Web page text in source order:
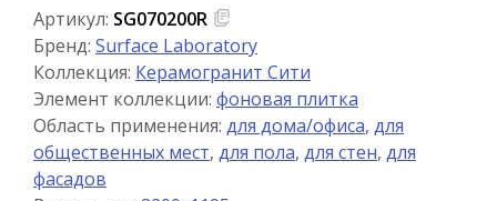
Артикул: SG070200R
Бренд: Surface Laboratory
Коллекция: Керамогранит Сити
Элемент коллекции: фоновая плитка
Область применения: для дома/офиса, для
общественных мест, для пола, для стен, для
фасадов